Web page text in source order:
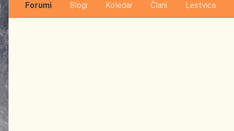
Forumi Blogi Koledar Člani Lestvica